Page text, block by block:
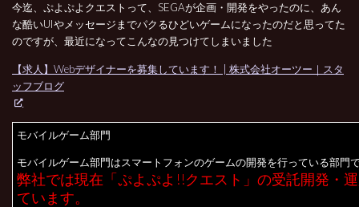
今迄、ぷよぷよクエストって、SEGAが企画・開発をやったのに、あん
な酷いUIやメッセージまでパクるひどいゲームになったのだと思ってた
のですが、最近になってこんなの見つけてしまいました
【求人】Webデザイナーを募集しています！ | 株式会社オーツー｜スタ
ッフブログ
モバイルゲーム部門
モバイルゲーム部門はスマートフォンのゲームの開発を行っている部門
弊社では現在「ぷよぷよ!!クエスト」の受託開発・
ています。